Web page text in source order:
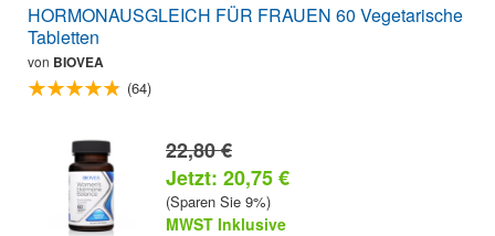
HORMONAUSGLEICH FÜR FRAUEN 60 Vegetarische
Tabletten
von BIOVEA
(64)
22,80 €
Jetzt: 20,75 €
(Sparen Sie 9%)
MWST Inklusive